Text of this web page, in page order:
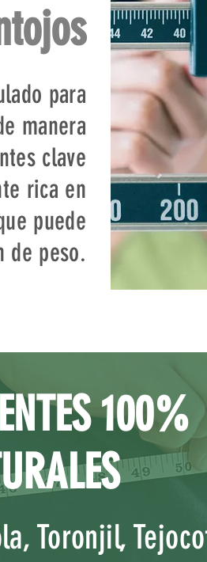
para
manera
clave
rica en
puede
de peso.
100%
Toronjil,